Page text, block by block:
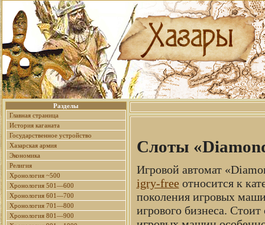
Разделы
Главная страница
История каганата
Государственное устройство
Хазарская армия
Экономика
Религия
Хронология ~500
Хронология 501—600
Хронология 601—700
Хронология 701—800
Хронология 801—900
Слоты
Игровой автомат
igry-free относится к
поколения игровых
игрового бизнеса.